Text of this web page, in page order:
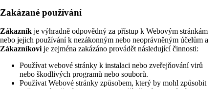
Zakázané používání
Zákazník je výhradně odpovědný za přístup k Webovým stránkám
nebo jejich používání k nezákonným nebo neoprávněným účelům a
Zákazníkovije zejména zakázáno provádět následující činnosti:
Používat webové stránky k instalaci nebo zveřejňování virů
nebo škodlivých programů nebo souborů.
Používat Webové stránky způsobem, který by mohl způsobit